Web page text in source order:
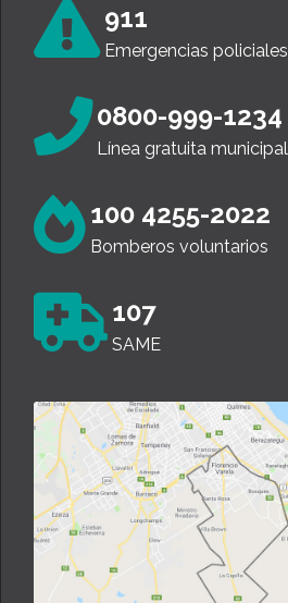
911
Emergencias policiales
0800-999-1234
Línea gratuita municipal
100 4255-2022
Bomberos voluntarios
107
SAME